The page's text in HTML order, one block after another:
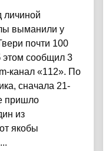
личиной
выманили у
почти 100
этом сообщил 3
канал «112». По
сначала 21-
пришло
из
якобы